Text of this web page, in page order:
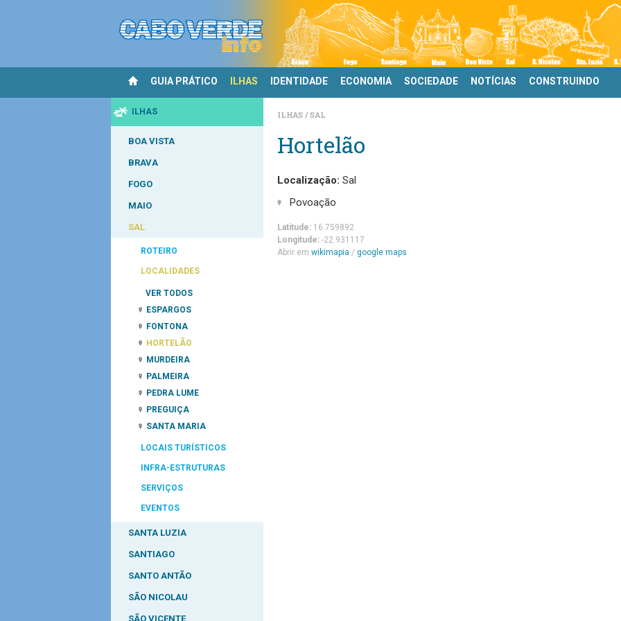
GUIA PRÁTICO ILHAS IDENTIDADE ECONOMIA SOCIEDADE NOTÍCIAS CONSTRUINDO
ILHAS
BOA VISTA
BRAVA
FOGO
MAIO
SAL
ROTEIRO
LOCALIDADES
VER TODOS
ESPARGOS
FONTONA
HORTELÃO
MURDEIRA
PALMEIRA
PEDRA LUME
PREGUIÇA
SANTA MARIA
LOCAIS TURÍSTICOS
INFRA-ESTRUTURAS
SERVIÇOS
EVENTOS
SANTA LUZIA
SANTIAGO
SANTO ANTÃO
SÃO NICOLAU
SÃO VICENTE
ILHAS SAL
Hortelão
Localização: Sal
Povoação
Latitude: 16.759892
Longitude: -22.931117
Abrir em wikimapia / google maps